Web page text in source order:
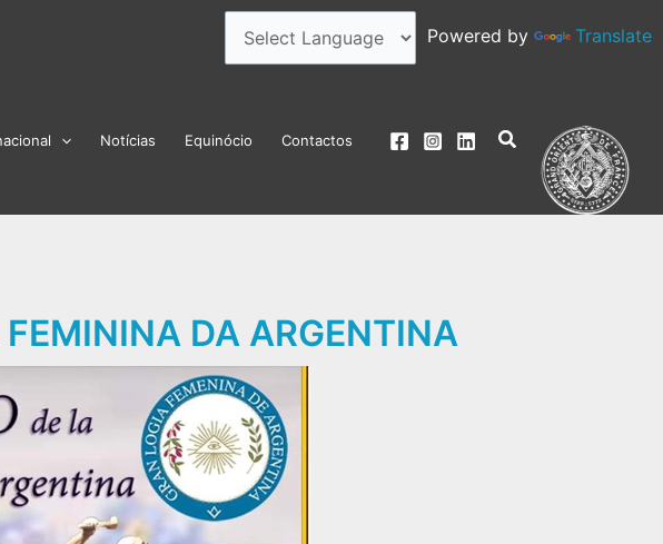
Powered by Translate
Notícias Equinócio Contactos Search
DA ARGENTINA